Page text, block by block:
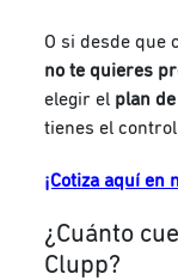
O si desde que
no te quieres
elegir el plan
tienes el
¡Cotiza aquí en
¿Cuánto
Clupp?